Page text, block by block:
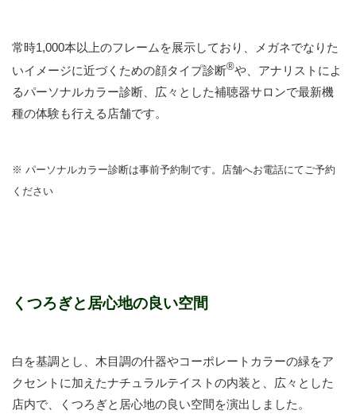
常時1,000本以上のフレームを展示しており、メガネでなりた
いイメージに近づくための顔タイプ診断®や、アナリストによ
るパーソナルカラー診断、広々とした補聴器サロンで最新機
種の体験も行える店舗です。
※ パーソナルカ ラー診断は事前予約制です。店舗へお電話にてご予約
ください
くつろぎと居心地の良い空間
白を基調とし、木目調の什器やコーポレートカラーの緑をア
クセントに加えたナチュラルテイストの内装と、広々とした
店内で、くつろぎと居心地の良い空間を演出しました。